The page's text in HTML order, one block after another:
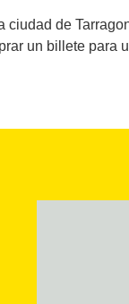
de
un billete para